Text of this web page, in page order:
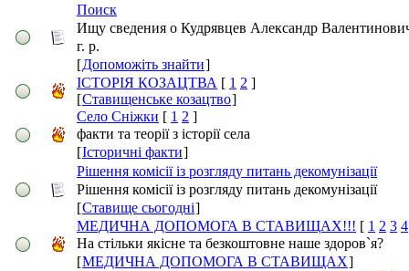
Поиск
Ищу сведения о Кудрявцев Александр
г. р.
[Допоможіть знайти]
ІСТОРІЯ КОЗАЦТВА [ 1 2 ]
[Ставищенське козацтво]
Село Сніжки [ 1 2 ]
факти та теорії з історії села
[Історичні факти]
Рішення комісії із розгляду питань декомунізації
Рішення комісії із розгляду питань декомунізації
[Ставище сьогодні]
МЕДИЧНА ДОПОМОГА В СТАВИЩАХ!!! [ 1 2 3 4
На стільки якісне та безкоштовне наше здоров`я?
[МЕДИЧНА ДОПОМОГА В СТАВИЩАХ]